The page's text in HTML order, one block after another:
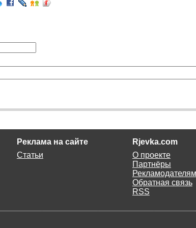
Реклама на сайте
Статьи
Rjevka.com
О проекте
Партнёры
Рекламодателям
Обратная связь
RSS